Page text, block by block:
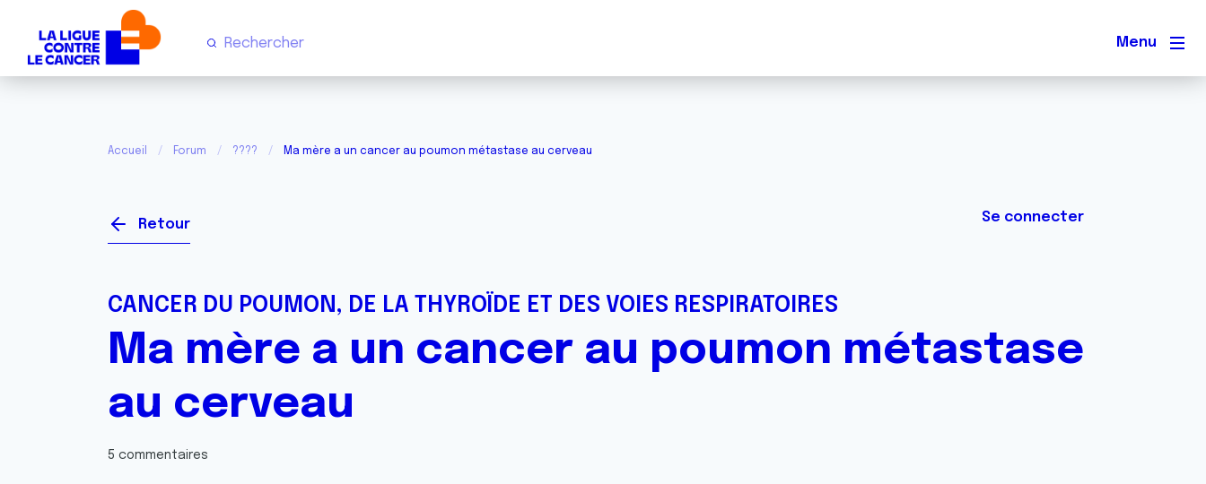
Menu
Accueil Forum ???? Ma mère a un cancer au poumon métastase au cerveau
Retour Se connecter
CANCER DU POUMON, DE LA THYROÏDE ET DES VOIES RESPIRATOIRES
Ma mère a un cancer au poumon métastase
au cerveau
5 commentaires